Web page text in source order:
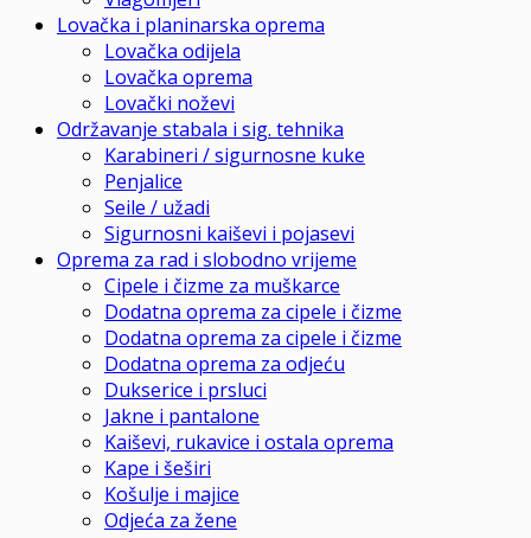
Lovačka i planinarska oprema
Lovačka odijela
Lovačka oprema
Lovački noževi
Održavanje stabala i sig. tehnika
Karabineri / sigurnosne kuke
Penjalice
Seile / užadi
Sigurnosni kaiševi i pojasevi
Oprema za rad i slobodno vrijeme
Cipele i čizme za muškarce
Dodatna oprema za cipele i čizme
Dodatna oprema za cipele i čizme
Dodatna oprema za odjeću
Dukserice i prsluci
Jakne i pantalone
Kaiševi, rukavice i ostala oprema
Kape i šeširi
Košulje i majice
Odjeća za žene